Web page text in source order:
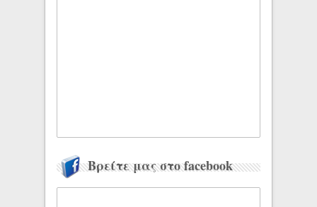
Βρείτε μας στο facebook